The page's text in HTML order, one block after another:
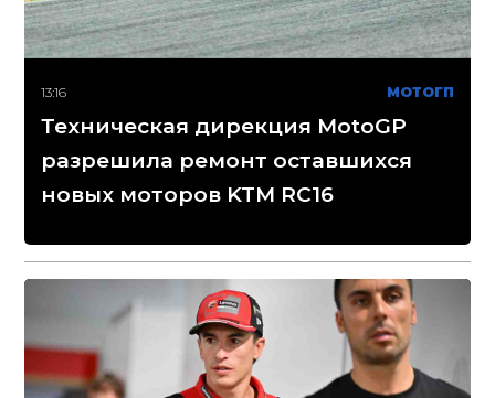
13:16 МОТОГП
Техническая дирекция MotoGP
разрешила ремонт оставшихся
новых моторов KTM RC16